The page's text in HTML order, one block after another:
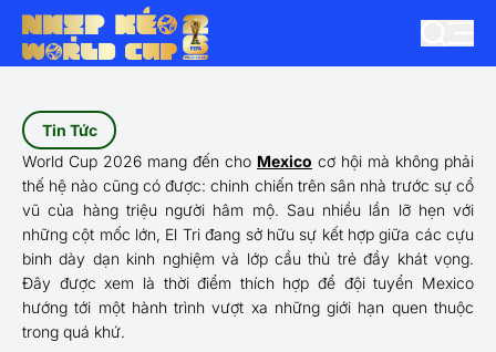
Tin Tức
World Cup 2026 mang đến cho Mexico cơ hội mà không phải
thế hệ nào cũng có được: chinh chiến trên sân nhà trước sự cổ
vũ của hàng triệu người hâm mộ. Sau nhiều lần lỡ hẹn với
những cột mốc lớn, El Tri đang sở hữu sự kết hợp giữa các cựu
binh dày dạn kinh nghiệm và lớp cầu thủ trẻ đầy khát vọng.
Đây được xem là thời điểm thích hợp để đội tuyển Mexico
hướng tới một hành trình vượt xa những giới hạn quen thuộc
trong quá khứ.